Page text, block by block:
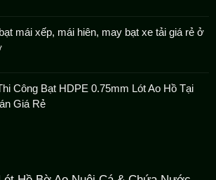
mái xếp, mái hiên, may bạt xe tải giá rẻ ở
Công Bạt HDPE 0.75mm Lót Ao Hồ Tại
Giá Rẻ